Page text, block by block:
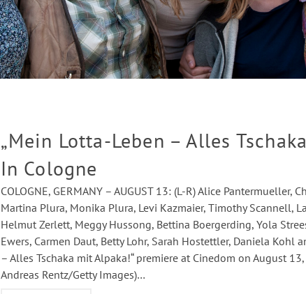
„Mein Lotta-Leben – Alles
In Cologne
COLOGNE, GERMANY – AUGUST 13: (L-R) Alice
Martina Plura, Monika Plura, Levi Kazmaier, Timothy Scannell,
Helmut Zerlett, Meggy Hussong, Bettina Boergerding, Yola
Ewers, Carmen Daut, Betty Lohr, Sarah Hostettler, Daniela Kohl
– Alles Tschaka mit Alpaka!“ premiere at Cinedom on August
Andreas Rentz/Getty Images)…